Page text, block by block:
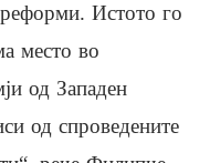
Истото го
место во
од Западен
од спроведените